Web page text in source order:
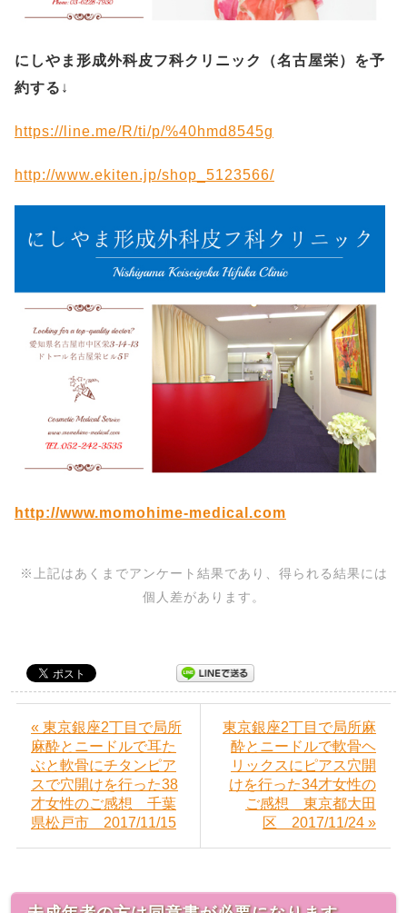
にしやま形成外科皮フ科クリニック（名古屋栄）を予
約する ↓
https://line.me/R/ti/p/%40hmd8545g
http://www.ekiten.jp/shop_5123566/
http://www.momohime-medical.com
※上記はあくまでアンケート結果であり、得られる結果には
個人差があります。
« 東京銀座2丁目で局所
麻酔とニードルで耳た
ぶと軟骨にチタンピア
スで穴開けを行った38
才女性のご感想 千葉
県松戸市 2017/11/15
東京銀座2丁目で局所麻
酔とニードルで軟骨ヘ
リックスにピアス穴開
けを行った34才女性の
ご感想 東京都大田
区 2017/11/24 »